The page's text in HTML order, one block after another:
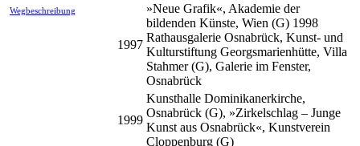
Wegbeschreibung
1997
»Neue Grafik«, Akademie der
bildenden Künste, Wien (G) 1998
Rathausgalerie Osnabrück, Kunst- und
Kulturstiftung Georgsmarienhütte, Villa
Stahmer (G), Galerie im Fenster,
Osnabrück
1999
Kunsthalle Dominikanerkirche,
Osnabrück (G), »Zirkelschlag – Junge
Kunst aus Osnabrück«, Kunstverein
Cloppenburg (G)